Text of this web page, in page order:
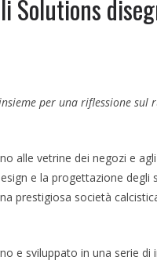
Solutions
per una riflessione
alle vetrine dei negozi e
e la progettazione degli
prestigiosa società
e sviluppato in una serie